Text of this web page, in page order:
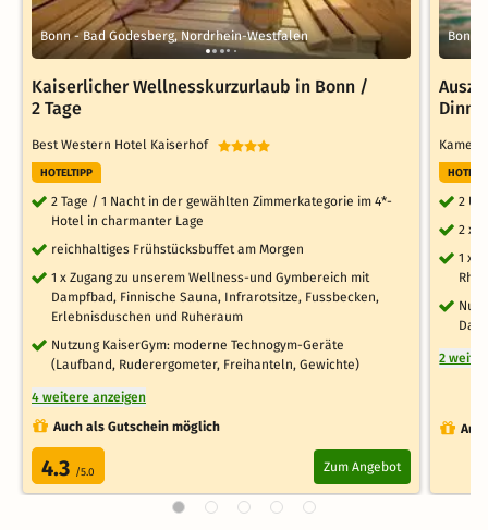
Bonn - Bad Godesberg, Nordrhein-Westfalen
Kaiserlicher Wellnesskurzurlaub in Bonn /
2 Tage
Best Western Hotel Kaiserhof
HOTELTIPP
2 Tage / 1 Nacht in der gewählten Zimmerkategorie im 4*-
Hotel in charmanter Lage
reichhaltiges Frühstücksbuffet am Morgen
1 x Zugang zu unserem Wellness-und Gymbereich mit
Dampfbad, Finnische Sauna, Infrarotsitze, Fussbecken,
Erlebnisduschen und Ruheraum
Nutzung KaiserGym: moderne Technogym-Geräte
(Laufband, Ruderergometer, Freihanteln, Gewichte)
4 weitere anzeigen
Auch als Gutschein möglich
4.3 /5.0 Zum Angebot
Bonn,
2
2 x
1 x
2